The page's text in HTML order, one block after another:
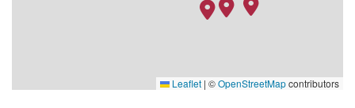
Leaflet | ©OpenStreetMapcontributors